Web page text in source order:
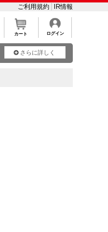
ご利用規約 IR情報
カート ログイン
さらに詳しく